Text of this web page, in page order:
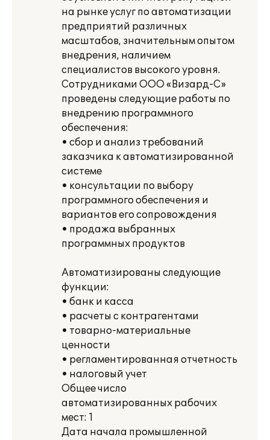
на рынке услуг по автоматизации
предприятий различных
масштабов, значительным опытом
внедрения, наличием
специалистов высокого уровня.
Сотрудниками ООО «Визард-С»
проведены следующие работы по
внедрению программного
обеспечения:
• сбор и анализ требований
заказчика к автоматизированной
системе
• консультации по выбору
программного обеспечения и
вариантов его сопровождения
• продажа выбранных
программных продуктов
Автоматизированы следующие
функции:
• банк и касса
• расчеты с контрагентами
• товарно-материальные
ценности
• регламентированная отчетность
• налоговый учет
Общее число
автоматизированных рабочих
мест: 1
Дата начала промышленной